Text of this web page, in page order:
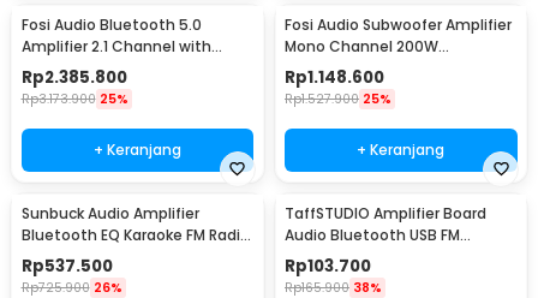
Fosi Audio Bluetooth 5.0
Amplifier 2.1 Channel with
Remote - DA2120C
Rp2.385.800
Rp3.173.900 25%
+ Keranjang
Fosi Audio Subwoofer Amplifier
Mono Channel 200W
TPA3255D2 - M03
Rp1.148.600
Rp1.527.900 25%
+ Keranjang
Sunbuck Audio Amplifier
Bluetooth EQ Karaoke FM Radio
2000W - AS-336BU
Rp537.500
Rp725.900 26%
TaffSTUDIO Amplifier Board
Audio Bluetooth USB FM
Subwoofer DIY 400W - D10OK
Rp103.700
Rp165.900 38%